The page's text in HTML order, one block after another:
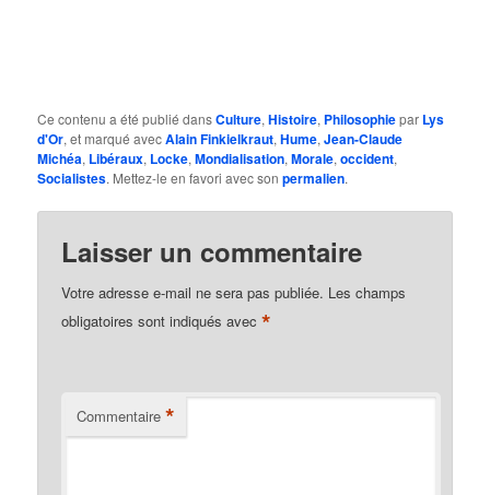
Ce contenu a été publié dansCulture,Histoire, Philosophiepar Lys
d'Or, et marqué avecAlain Finkielkraut,Hume,Jean-Claude
Michéa, Libéraux, Locke,Mondialisation,Morale,occident,
Socialistes. Mettez-le en favori avec sonpermalien.
Laisser un commentaire
Votre adresse e-mail ne sera pas publiée. Les champs
obligatoires sont indiqués avec*
Commentaire *